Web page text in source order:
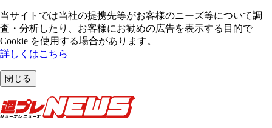
当サイトでは当社の提携先等がお客様のニーズ等について調
査・分析したり、お客様にお勧めの広告を表⽰する⽬的で
Cookie を使⽤する場合があります。
詳しくはこちら
閉じる